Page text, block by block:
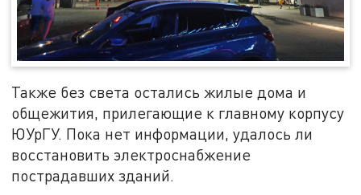
Также без света остались жилые дома и
общежития, прилегающие к главному корпусу
ЮУрГУ. Пока нет информации, удалось ли
восстановить электроснабжение
пострадавших зданий.